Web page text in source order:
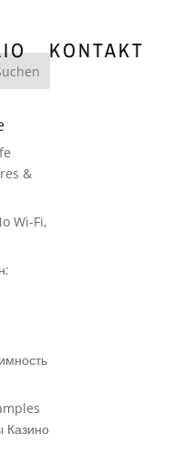
KONTAKT
&
Wi-Fi,
Казино